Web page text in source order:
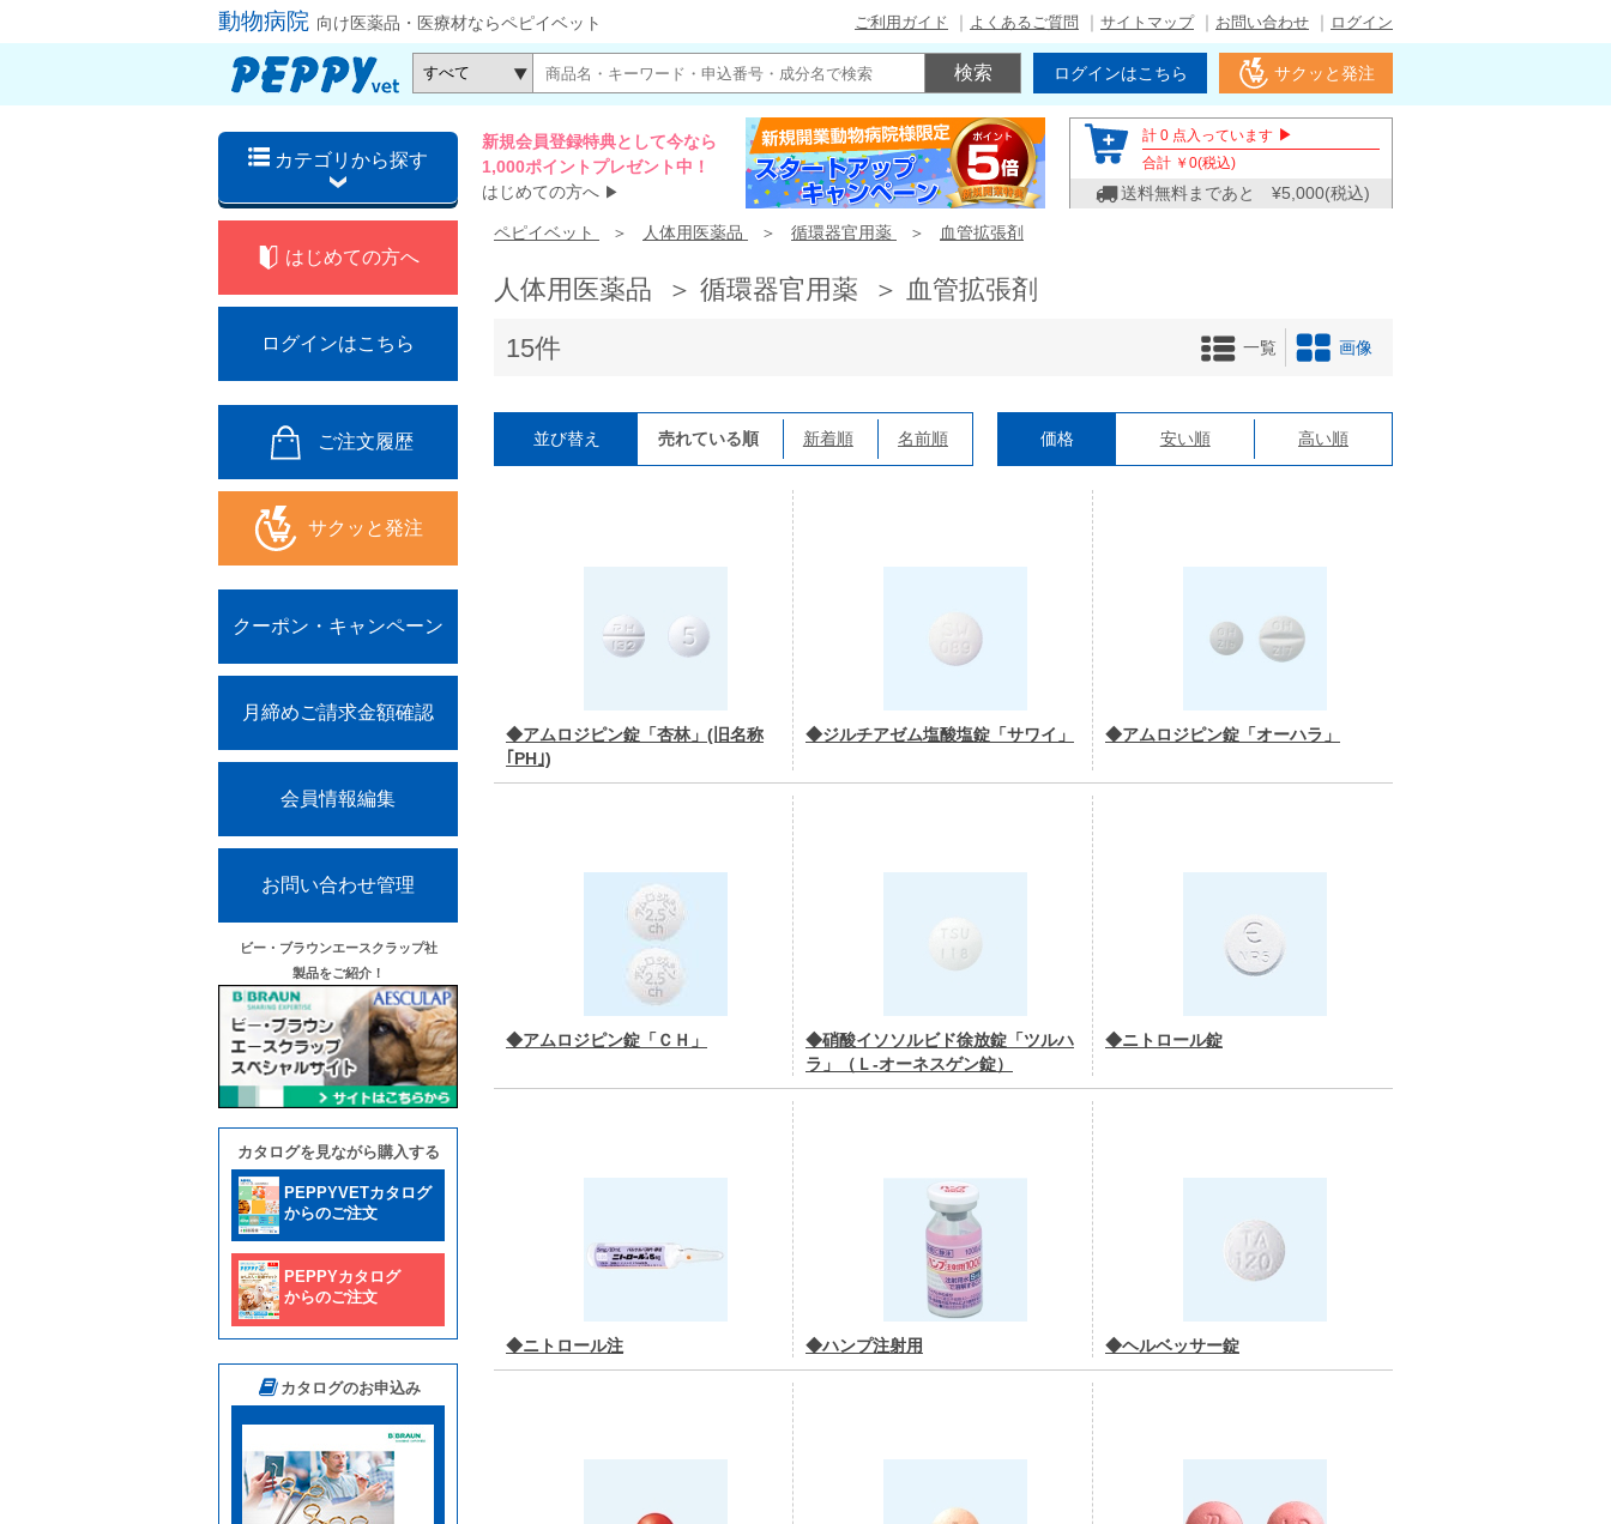
動物病院 向け医薬品・医療材ならペピイベット ご利用ガイド よくあるご質問 サイトマップ お問い合わせ ログイン
ログインはこちら サクッと発注
カテゴリから探す
新規会員登録特典として今なら
1,000ポイントプレゼント中！
はじめての方へ ▶
計 0 点入っています ▶
合計 ￥ 0(税込)
送料無料まであと ¥5,000(税込)
はじめての方へ
ログインはこちら
ご注文履歴
サクッと発注
クーポン・キャンペーン
月締めご請求金額確認
会員情報編集
お問い合わせ管理
ビー・ブラウンエースクラップ社
製品をご紹介！
カタログを見ながら購入する
PEPPYVETカタログ
からのご注文
PEPPYカタログ
からのご注文
カタログのお申込み
ペピイベット 人体用医薬品 循環器官用薬 血管拡張剤
人体用医薬品 ＞ 循環器官用薬 ＞ 血管拡張剤
15件
一覧 画像
並び替え 売れている順 新着順 名前順 価格 安い順 高い順
◆アムロジピン錠「杏林」(旧名称
｢PH｣)
◆ジルチアゼム塩酸塩錠「サワイ」 ◆アムロジピン錠「オーハラ」
◆アムロジピン錠「ＣＨ」
◆硝酸イソソルビド徐放錠「ツルハ
ラ」（Ｌ-オーネスゲン錠）
◆ニトロール錠
◆ニトロール注 ◆ハンプ注射用 ◆ヘルベッサー錠